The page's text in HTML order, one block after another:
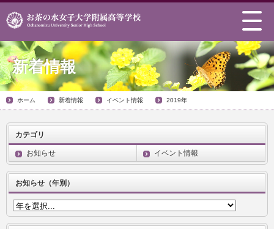
新着情報
ホーム 新着情報 イベント情報 2019年
カテゴリ
お知らせ イベント情報
お知らせ（年別）